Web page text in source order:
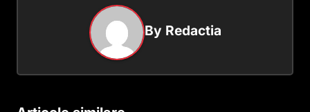
By Redactia